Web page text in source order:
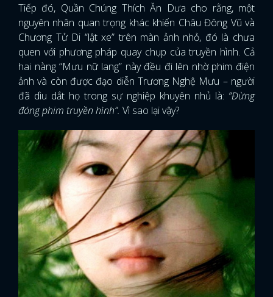
Tiếp đó, Quần Chúng Thích Ăn Dưa cho rằng, một
nguyên nhân quan trọng khác khiến Châu Đông Vũ và
Chương Tử Di “lật xe” trên màn ảnh nhỏ, đó là chưa
quen với phương pháp quay chụp của truyền hình. Cả
hai nàng “Mưu nữ lang” này đều đi lên nhờ phim điện
ảnh và còn được đạo diễn Trương Nghệ Mưu – người
đã dìu dắt họ trong sự nghiệp khuyên nhủ là: “Đừng
đóng phim truyền hình”. Vì sao lại vậy?